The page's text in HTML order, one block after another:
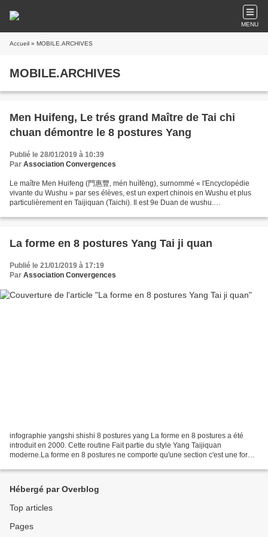
MENU
Accueil » MOBILE.ARCHIVES
MOBILE.ARCHIVES
Men Huifeng, Le trés grand Maître de Tai chi
chuan démontre le 8 postures Yang
Publié le 28/01/2019 à 10:39
Par Association Convergences
Le maître Men Huifeng (門惠豐, mén huìfēng), surnommé « l'Encyclopédie
vivante du Wushu » par ses élèves, est un expert chinois en Wushu et plus
particulièrement en Taijiquan (Taichi). Il est 9e Duan de wushu.
La forme en 8 postures Yang Tai ji quan
Publié le 21/01/2019 à 17:19
Par Association Convergences
infographie yangshi shishi 8 postures yang La forme en 8 postures a été
introduit en 2000. Cette routine Fait partie du style Yang Taijiquan
moderne.La forme en 8 postures ne comporte qu'une section c'est une forme
Hébergé par Overblog
Top articles
Pages